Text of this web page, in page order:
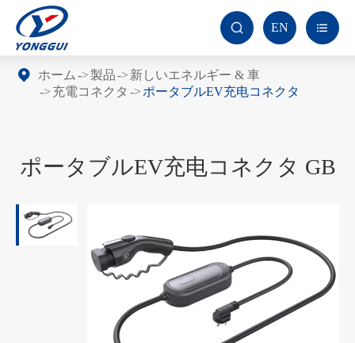
 EN 
ホーム 製品
新しいエネルギー & 車
充電コネクタ
ポータブルEV充电コネクタ
ポータブルEV充电コネクタ GB